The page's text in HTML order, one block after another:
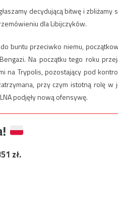
decydującą bitwę i zbliżamy
dla Libijczyków.
buntu przeciwko niemu,
Na początku tego roku
na Trypolis, pozostający pod
przy czym istotną rolę w
podjęły nową ofensywę.
zł.